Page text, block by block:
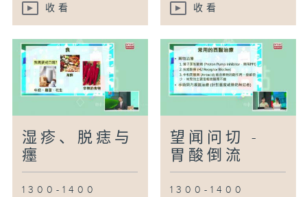
收看 收看
湿疹、脱痣与
癦
1300-1400
望闻问切 -
胃酸倒流
1300-1400